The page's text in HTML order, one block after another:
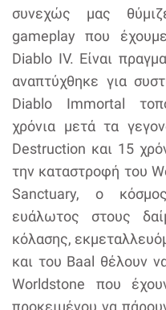
συνεχώς μας
gameplay που
Diablo IV. Είναι
αναπτύχθηκε για
Diablo Immortal
χρόνια μετά τα
Destruction και 15
την καταστροφή του
Sanctuary, ο
ευάλωτος στους
κόλασης,
και του Baal θέλουν
Worldstone που
προκειμένου να